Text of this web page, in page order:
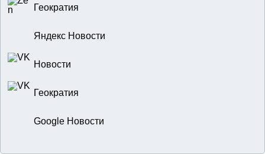
Геократия
Яндекс Новости
Новости
Геократия
Google Новости